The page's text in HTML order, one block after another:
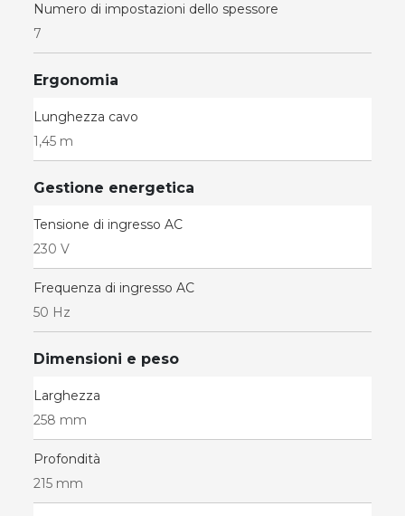
Numero di impostazioni dello spessore
7
Ergonomia
Lunghezza cavo
1,45 m
Gestione energetica
Tensione di ingresso AC
230 V
Frequenza di ingresso AC
50 Hz
Dimensioni e peso
Larghezza
258 mm
Profondità
215 mm